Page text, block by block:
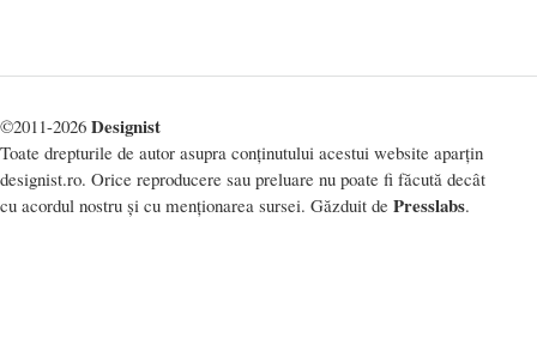
©2011-2026 Designist
Toate drepturile de autor asupra conținutului acestui website aparțin
designist.ro. Orice reproducere sau preluare nu poate fi făcută decât
cu acordul nostru și cu menționarea sursei. Găzduit de Presslabs.